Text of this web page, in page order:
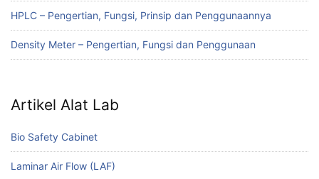
HPLC – Pengertian, Fungsi, Prinsip dan Penggunaannya
Density Meter – Pengertian, Fungsi dan Penggunaan
Artikel Alat Lab
Bio Safety Cabinet
Laminar Air Flow (LAF)